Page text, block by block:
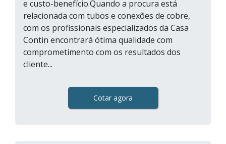
e custo-benefício.Quando a procura está
relacionada com tubos e conexões de cobre,
com os profissionais especializados da Casa
Contin encontrará ótima qualidade com
comprometimento com os resultados dos
cliente...
Cotar agora